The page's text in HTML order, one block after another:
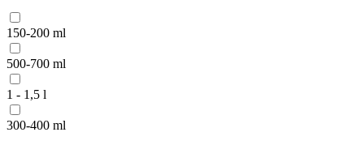
150-200 ml
500-700 ml
1 - 1,5 l
300-400 ml